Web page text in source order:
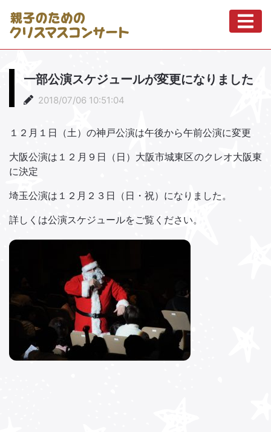
一部公演スケジュールが変更になりました
2018/07/06 10:51:04
１２月１日（土）の神戸公演は午後から午前公演に変更
大阪公演は１２月９日（日）大阪市城東区のクレオ大阪東
に決定
埼玉公演は１２月２３日（日・祝）になりました。
詳しくは公演スケジュールをご覧ください。